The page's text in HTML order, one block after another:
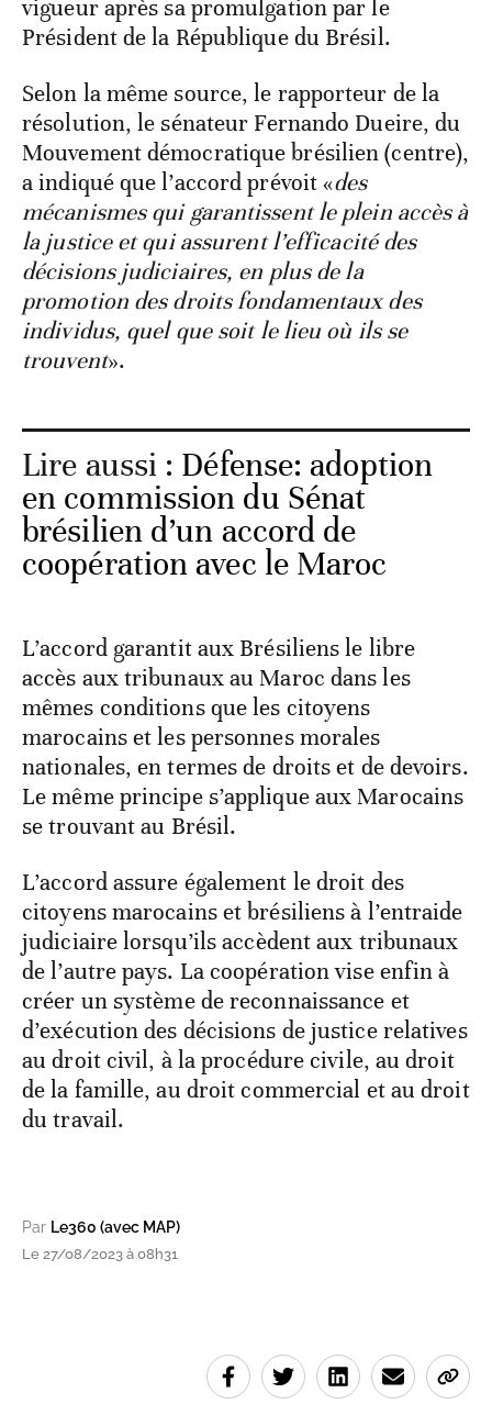
vigueur après sa promulgation par le
Président de la République du Brésil.
Selon la même source, le rapporteur de la
résolution, le sénateur Fernando Dueire, du
Mouvement démocratique brésilien (centre),
a indiqué que l’accord prévoit «des
mécanismes qui garantissent le plein accès à
la justice et qui assurent l’efficacité des
décisions judiciaires, en plus de la
promotion des droits fondamentaux des
individus, quel que soit le lieu où ils se
trouvent».
Lire aussi : Défense: adoption
en commission du Sénat
brésilien d’un accord de
coopération avec le Maroc
L’accord garantit aux Brésiliens le libre
accès aux tribunaux au Maroc dans les
mêmes conditions que les citoyens
marocains et les personnes morales
nationales, en termes de droits et de devoirs.
Le même principe s’applique aux Marocains
se trouvant au Brésil.
L’accord assure également le droit des
citoyens marocains et brésiliens à l’entraide
judiciaire lorsqu’ils accèdent aux tribunaux
de l’autre pays. La coopération vise enfin à
créer un système de reconnaissance et
d’exécution des décisions de justice relatives
au droit civil, à la procédure civile, au droit
de la famille, au droit commercial et au droit
du travail.
Par Le360 (avec MAP)
Le 27/08/2023 à 08h31